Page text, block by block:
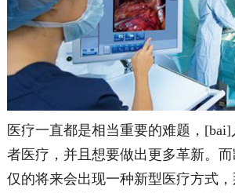
医疗一直都是相当重要的难题，
者医疗，并且想要做出更多革新。
仅的将来会出现一种新型医疗方式